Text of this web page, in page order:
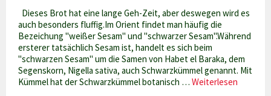
Dieses Brot hat eine lange Geh-Zeit, aber deswegen wird es
auch besonders fluffig.Im Orient findet man häufig die
Bezeichung "weißer Sesam" und "schwarzer Sesam".Während
ersterer tatsächlich Sesam ist, handelt es sich beim
"schwarzen Sesam" um die Samen von Habet el Baraka, dem
Segenskorn, Nigella sativa, auch Schwarzkümmel genannt. Mit
Kümmel hat der Schwarzkümmel botanisch …Weiterlesen